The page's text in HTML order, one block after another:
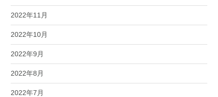
2022年11月
2022年10月
2022年9月
2022年8月
2022年7月